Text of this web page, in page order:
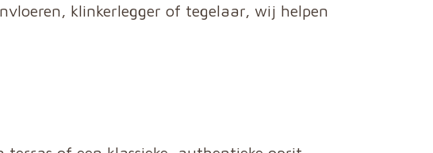
klinkerlegger of tegelaar, wij helpen